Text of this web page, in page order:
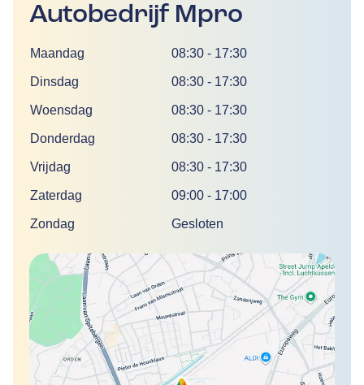
Autobedrijf Mpro
DagTijd
Maandag 08:30 - 17:30
Dinsdag 08:30 - 17:30
Woensdag 08:30 - 17:30
Donderdag 08:30 - 17:30
Vrijdag 08:30 - 17:30
Zaterdag 09:00 - 17:00
Zondag Gesloten